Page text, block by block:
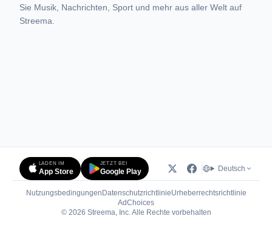
Sie Musik, Nachrichten, Sport und mehr aus aller Welt auf
Streema.
LADEN IM
App Store
JETZT BEI
Google Play Deutsch
Nutzungsbedingungen DatenschutzrichtlinieUrheberrechtsrichtlinie
AdChoices(öffnet in neuem Tab)
© 2026 Streema, Inc. Alle Rechte vorbehalten